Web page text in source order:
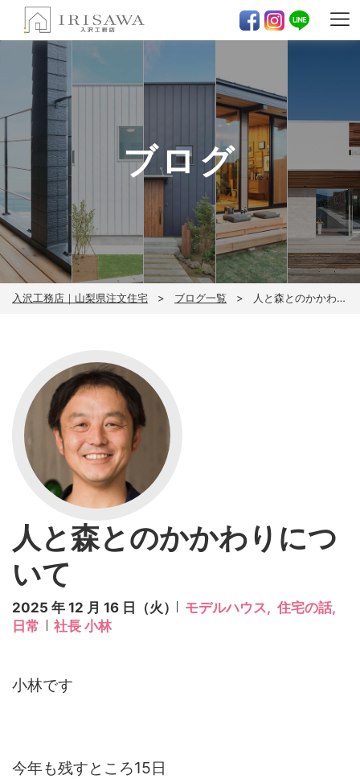
ブログ
入沢工務店｜山梨県注文住宅 ブログ一覧 人と森とのかかわりについて
人と森とのかかわりにつ
いて
2025 年 12 月 16 日（火） モデルハウス, 住宅の話,
日常
社長 小林
小林です
今年も残すところ15日